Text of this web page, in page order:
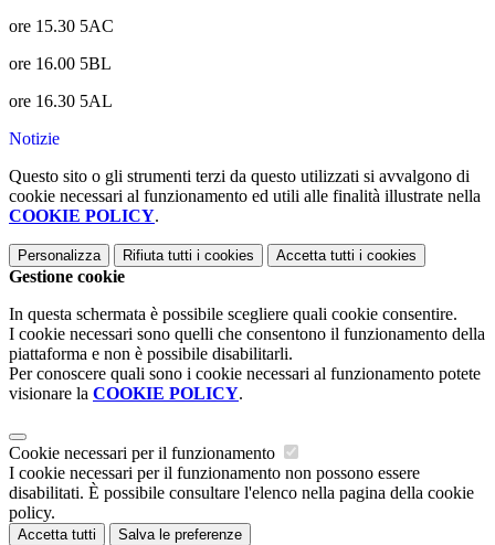
ore 15.30 5AC
ore 16.00 5BL
ore 16.30 5AL
Notizie
Questo sito o gli strumenti terzi da questo utilizzati si avvalgono di
cookie necessari al funzionamento ed utili alle finalità illustrate nella
COOKIE POLICY.
Personalizza Rifiuta tutti i cookies Accetta tutti i cookies
Gestione cookie
In questa schermata è possibile scegliere quali cookie consentire.
I cookie necessari sono quelli che consentono il funzionamento della
piattaforma e non è possibile disabilitarli.
Per conoscere quali sono i cookie necessari al funzionamento potete
visionare la COOKIE POLICY.
Cookie necessari per il funzionamento
I cookie necessari per il funzionamento non possono essere
disabilitati. È possibile consultare l'elenco nella pagina della cookie
policy.
Accetta tutti Salva le preferenze